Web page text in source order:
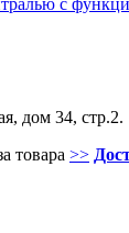
дом 34, стр.2.
товара >>